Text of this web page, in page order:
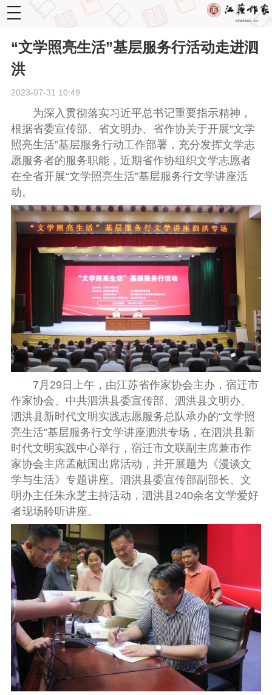
toggle
navigation
“文学照亮生活”基层服务行活动走进泗
洪
2023-07-31 10:49
为深入贯彻落实习近平总书记重要指示精神，
根据省委宣传部、省文明办、省作协关于开展“文学
照亮生活”基层服务行动工作部署，充分发挥文学志
愿服务者的服务职能，近期省作协组织文学志愿者
在全省开展“文学照亮生活”基层服务行文学讲座活
动。
7月29日上午，由江苏省作家协会主办，宿迁市
作家协会、中共泗洪县委宣传部、泗洪县文明办、
泗洪县新时代文明实践志愿服务总队承办的“文学照
亮生活”基层服务行文学讲座泗洪专场，在泗洪县新
时代文明实践中心举行，宿迁市文联副主席兼市作
家协会主席孟献国出席活动，并开展题为《漫谈文
学与生活》专题讲座。泗洪县委宣传部副部长、文
明办主任朱永芝主持活动，泗洪县240余名文学爱好
者现场聆听讲座。